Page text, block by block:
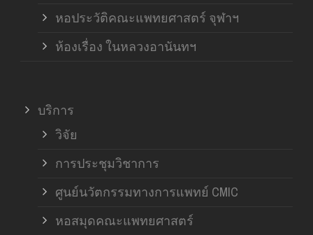
หอประวัติคณะแพทยศาสตร์ จุฬาฯ
ห้องเรื่อง ในหลวงอานันทฯ
บริการ
วิจัย
การประชุมวิชาการ
ศูนย์นวัตกรรมทางการแพทย์ CMIC
หอสมุดคณะแพทยศาสตร์